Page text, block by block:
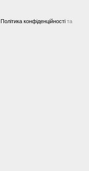
Політика конфіденційності та